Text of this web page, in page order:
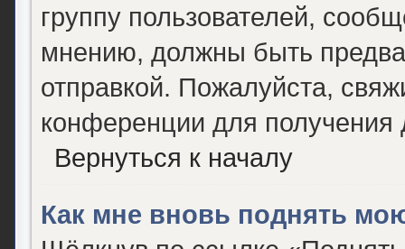
группу пользователей,
мнению, должны быть
отправкой. Пожалуйста,
конференции для
Вернуться к началу
Как мне вновь поднять